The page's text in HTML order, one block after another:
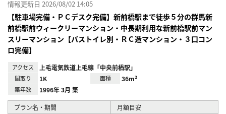
情報更新日 2026/08/02 14:05
【駐車場完備・ＰＣデスク完備】新前橋駅まで徒歩５分の群馬新
前橋駅前ウィークリーマンション・中長期利用な新前橋駅前マン
スリーマンション【バストイレ別・ＲＣ造マンション・３口コン
ロ完備】
アクセス 上毛電気鉄道上毛線「中央前橋駅」
間取り 1K 面積 36m²
築年数 1996年 3月 築
プラン名・期間 月額目安